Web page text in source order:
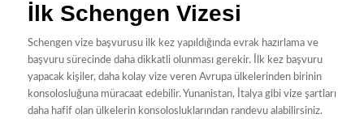
İlk Schengen Vizesi
Schengen vize başvurusu ilk kez yapıldığında evrak hazırlama ve
başvuru sürecinde daha dikkatli olunması gerekir. İlk kez başvuru
yapacak kişiler, daha kolay vize veren Avrupa ülkelerinden birinin
konsolosluğuna müracaat edebilir. Yunanistan, İtalya gibi vize şartları
daha hafif olan ülkelerin konsolosluklarından randevu alabilirsiniz.